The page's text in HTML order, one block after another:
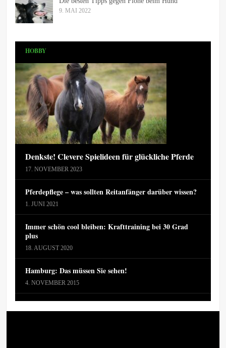
9. MAI 2022
HOBBY
Denkste! Clevere Spielideen für glückliche Pferde
17. NOVEMBER 2023
Pferdepflege – was sollten Reitanfänger darüber wissen?
1. JUNI 2021
Immer schön cool bleiben: Krafttraining bei 30 Grad
plus
18. AUGUST 2020
Hamburg: Das müssen Sie sehen!
4. NOVEMBER 2015